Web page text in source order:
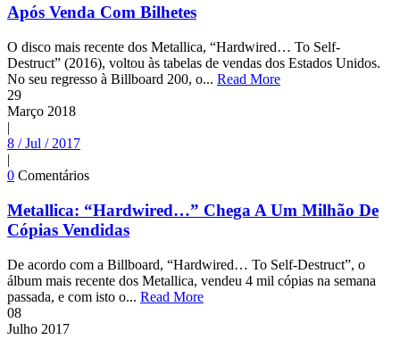
Após Venda Com Bilhetes
O disco mais recente dos Metallica, “Hardwired… To Self-
Destruct” (2016), voltou às tabelas de vendas dos Estados Unidos.
No seu regresso à Billboard 200, o... Read More
29
Março 2018
|
8 / Jul / 2017
|
0 Comentários
Metallica: “Hardwired…” Chega A Um Milhão De
Cópias Vendidas
De acordo com a Billboard, “Hardwired… To Self-Destruct”, o
álbum mais recente dos Metallica, vendeu 4 mil cópias na semana
passada, e com isto o... Read More
08
Julho 2017